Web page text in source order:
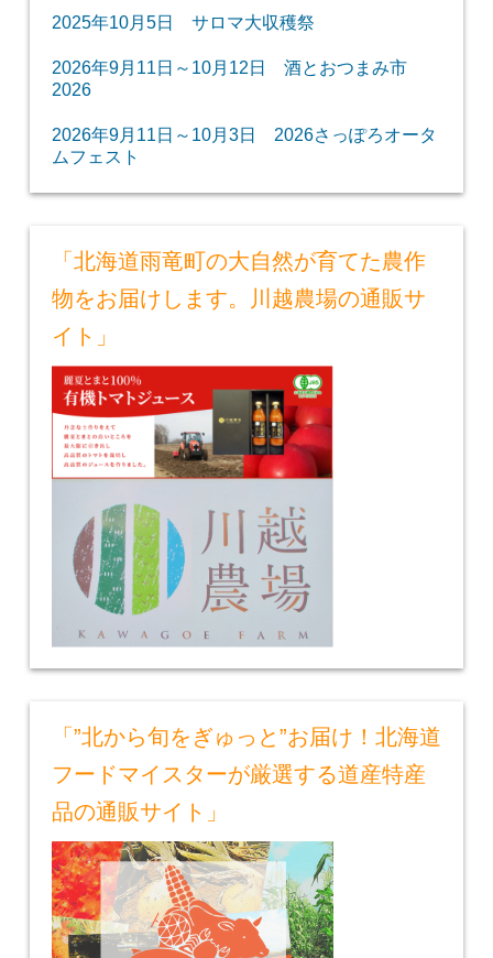
2025年10月5日 サロマ大収穫祭
2026年9月11日～10月12日 酒とおつまみ市
2026
2026年9月11日～10月3日 2026さっぽろオータ
ムフェスト
「北海道雨竜町の大自然が育てた農作
物をお届けします。川越農場の通販サ
イト」
「”北から旬をぎゅっと”お届け！北海道
フードマイスターが厳選する道産特産
品の通販サイト」